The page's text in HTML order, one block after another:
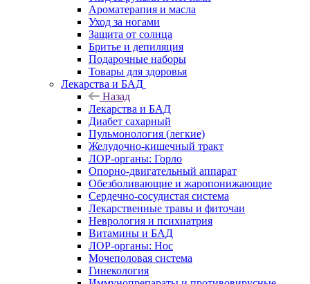
Ароматерапия и масла
Уход за ногами
Защита от солнца
Бритье и депиляция
Подарочные наборы
Товары для здоровья
Лекарства и БАД
Назад
Лекарства и БАД
Диабет сахарный
Пульмонология (легкие)
Желудочно-кишечный тракт
ЛОР-органы: Горло
Опорно-двигательный аппарат
Обезболивающие и жаропонижающие
Сердечно-сосудистая система
Лекарственные травы и фиточаи
Неврология и психиатрия
Витамины и БАД
ЛОР-органы: Нос
Мочеполовая система
Гинекология